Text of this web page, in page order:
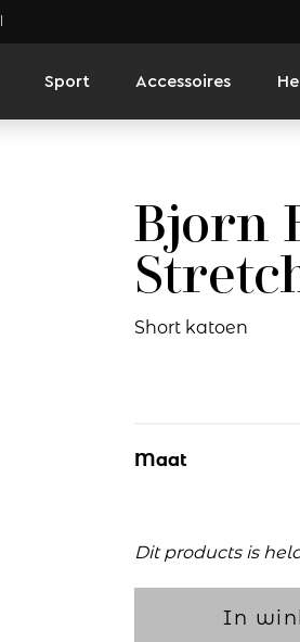
Sport Accessoires
Bjorn
Short katoen
Maat
Dit products is
In